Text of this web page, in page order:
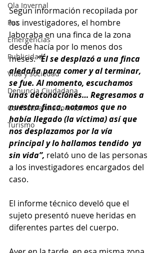
Ola Invernal
Paz
Emergencias
Publicidad
Vida y sociedad
Denuncia Ciudadana
Conflicto armado interno
Turismo
Según información recopilada por
los investigadores, el hombre
laboraba en una finca de la zona
desde hacía por lo menos dos
meses. “Él se desplazó a una finca
aledaña para comer y al terminar,
se fue. Al momento, escuchamos
unas detonaciones… Regresamos a
nuestra finca, notamos que no
había llegado (la víctima) así que
nos desplazamos por la vía
principal y lo hallamos tendido  ya
sin vida”, relató uno de las personas
a los investigadores encargados del
caso.
El informe técnico develó que el
sujeto presentó nueve heridas en
diferentes partes del cuerpo.